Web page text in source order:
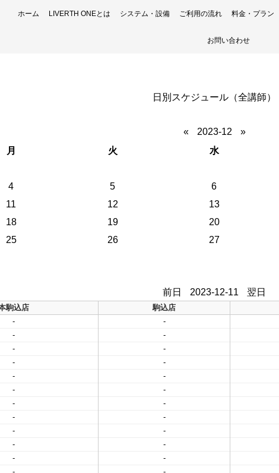
ホーム LIVERTH ONEとは システム・設備 ご利用の流れ 料金・プラン
お問い合わせ
日別スケジュール（全講師）
« 2023-12 »
月 火 水
4 5 6
11 12 13
18 19 20
25 26 27
前日 2023-12-11 翌日
駒込店 駒込店
- -
- -
- -
- -
- -
- -
- -
- -
- -
- -
- -